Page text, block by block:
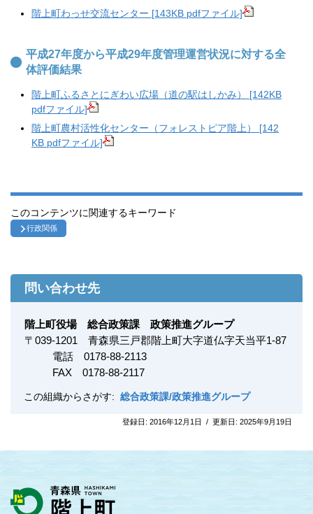
階上町わっせ交流センター [143KB pdfファイル]
平成27年度から平成29年度管理運営状況に対する全
体評価結果
階上町ふるさとにぎわい広場（道の駅はしかみ） [142KB
pdfファイル]
階上町農村活性化センター（フォレストピア階上） [142
KB pdfファイル]
このコンテンツに関連するキーワード
行政関係
問い合わせ先
階上町役場 総合政策課 政策推進グループ
〒 039-1201
青森県三戸郡階上町大字道仏字天当平1-87
電話 0178-88-2113
FAX 0178-88-2117
この組織からさがす: 総合政策課/政策推進グループ
登録日: 2016年12月1日 / 更新日: 2025年9月19日